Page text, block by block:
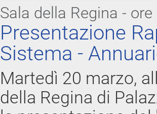
Sala della Regina - ore
Presentazione
Sistema -
Martedì 20 marzo,
della Regina di